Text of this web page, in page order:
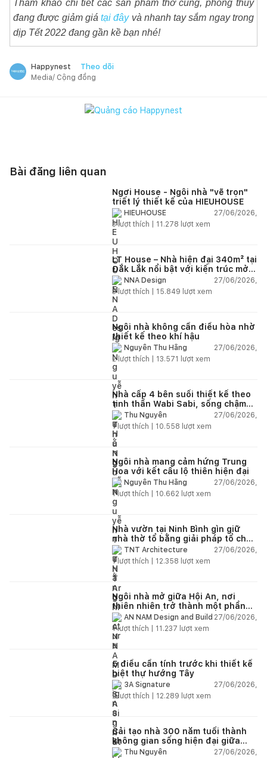
Tham khảo chi tiết các sản phẩm thờ cúng, phong thủy
đang được giảm giátại đâyvà nhanh tay sắm ngay trong
dịp Tết 2022 đang gần kề bạn nhé!
Happynest Theo dõi
Media/ Cộng đồng
Bài đăng liên quan
Ngơi House - Ngôi nhà "vẽ trọn"
triết lý thiết kế của HIEUHOUSE
HIEUHOUSE
27/06/2026,
3lượt thích | 11.278 lượt xem
LT House – Nhà hiện đại 340m² tại
Đắk Lắk nổi bật với kiến trúc mở
và hệ sân vườn kết nối thiên
nhiên
NNA Design
27/06/2026,
3lượt thích | 15.849 lượt xem
Ngôi nhà không cần điều hòa nhờ
thiết kế theo khí hậu
Nguyễn Thu Hằng
27/06/2026,
2lượt thích | 13.571 lượt xem
Nhà cấp 4 bên suối thiết kế theo
tinh thần Wabi Sabi, sống chậm
giữa thiên nhiên
Thu Nguyễn
27/06/2026,
1lượt thích | 10.558 lượt xem
Ngôi nhà mang cảm hứng Trung
Hoa với kết cấu lộ thiên hiện đại
Nguyễn Thu Hằng
27/06/2026,
1lượt thích | 10.662 lượt xem
Nhà vườn tại Ninh Bình gìn giữ
nhà thờ tổ bằng giải pháp tổ chức
lại không gian
TNT Architecture
27/06/2026,
1lượt thích | 12.358 lượt xem
Ngôi nhà mở giữa Hội An, nơi
thiên nhiên trở thành một phần
của cuộc sống
AN NAM Design and Build 27/06/2026,
1lượt thích | 11.237 lượt xem
5 điều cần tính trước khi thiết kế
biệt thự hướng Tây
3A Signature
27/06/2026,
2lượt thích | 12.289 lượt xem
Cải tạo nhà 300 năm tuổi thành
không gian sống hiện đại giữa
thiên nhiên
Thu Nguyễn
27/06/2026,